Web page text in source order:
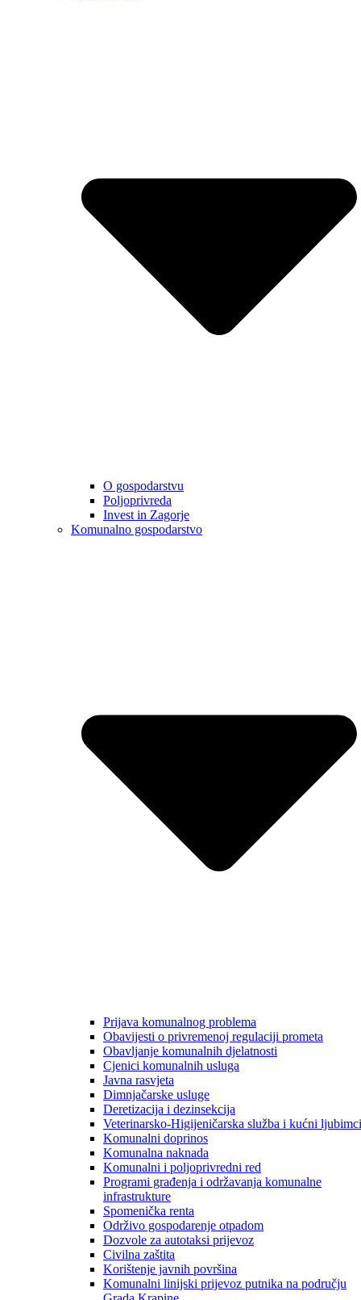
O gospodarstvu
Poljoprivreda
Invest in Zagorje
Komunalno gospodarstvo
Prijava komunalnog problema
Obavijesti o privremenoj regulaciji prometa
Obavljanje komunalnih djelatnosti
Cjenici komunalnih usluga
Javna rasvjeta
Dimnjačarske usluge
Deretizacija i dezinsekcija
Veterinarsko-Higijeničarska služba i kućni ljubimci
Komunalni doprinos
Komunalna naknada
Komunalni i poljoprivredni red
Programi građenja i održavanja komunalne
infrastrukture
Spomenička renta
Održivo gospodarenje otpadom
Dozvole za autotaksi prijevoz
Civilna zaštita
Korištenje javnih površina
Komunalni linijski prijevoz putnika na području